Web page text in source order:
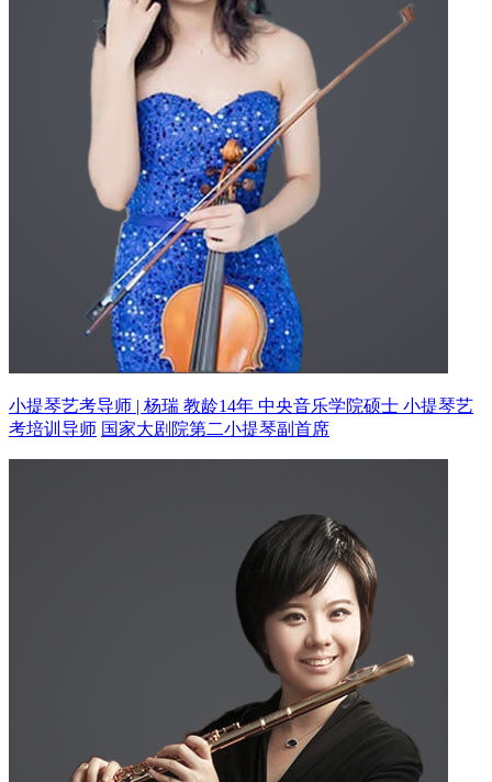
小提琴艺考导师 | 杨瑞 教龄14年 中央音乐学院硕士 小提琴艺
考培训导师 国家大剧院第二小提琴副首席